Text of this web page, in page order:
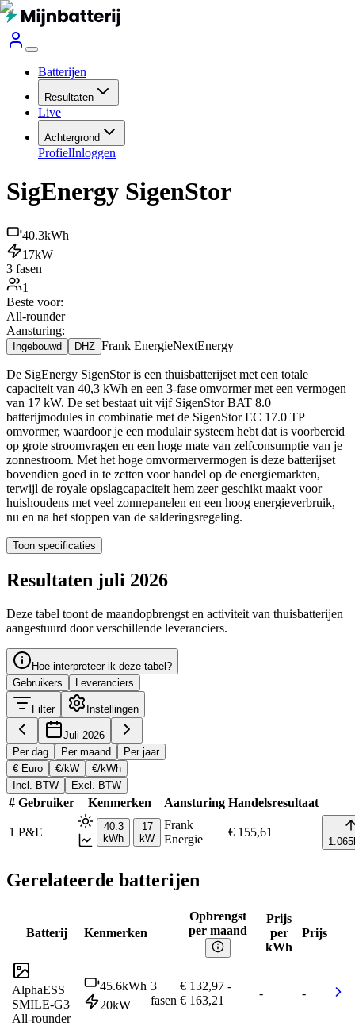
Batterijen
Resultaten
Live
Achtergrond
ProfielInloggen
SigEnergy SigenStor
40.3kWh
17kW
3 fasen
1
Beste voor:
All-rounder
Aansturing:
Ingebouwd DHZ Frank EnergieNextEnergy
De SigEnergy SigenStor is een thuisbatterijset met een totale
capaciteit van 40,3 kWh en een 3-fase omvormer met een vermogen
van 17 kW. De set bestaat uit vijf SigenStor BAT 8.0
batterijmodules in combinatie met de SigenStor EC 17.0 TP
omvormer, waardoor je een modulair systeem hebt dat is voorbereid
op grote stroomvragen en een hoge mate van zelfconsumptie van je
zonnestroom. Met het hoge omvormervermogen is deze batterijset
bovendien goed in te zetten voor handel op de energiemarkten,
terwijl de royale opslagcapaciteit hem zeer geschikt maakt voor
huishoudens met veel zonnepanelen en een hoog energieverbruik,
nu en na het stoppen van de salderingsregeling.
Toon specificaties
Resultaten juli 2026
Deze tabel toont de maandopbrengst en activiteit van thuisbatterijen
aangestuurd door verschillende leveranciers.
Hoe interpreteer ik deze tabel?
Gebruikers
Leveranciers
Filter Instellingen
Juli 2026
Per dag
Per maand
Per jaar
€ Euro
€/kW
€/kWh
Incl. BTW
Excl. BTW
# Gebruiker Kenmerken Aansturing Handelsresultaat
1 P&E
40.3
kWh
17
kW
Frank
Energie
€ 155,61
1.065
Gerelateerde batterijen
Batterij Kenmerken
Opbrengst
per maand
Prijs
per
kWh
Prijs
AlphaESS
SMILE-G3
All-rounder
45.6kWh
20kW
3
fasen
€ 132,97 -
€ 163,21
- -